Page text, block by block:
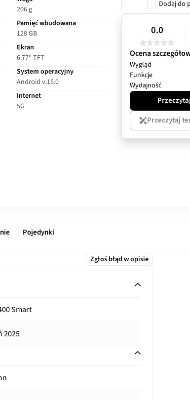
206 g
Pamięć wbudowana
128 GB
Ekran
6.77" TFT
System operacyjny
Android v.15.0
Internet
5G
Dodaj do
0.0
Ocena
Wygląd
Funkcje
Wydajność
Przeczytaj
Pojedynki
Zgłoś błąd w opisie
Smart
2025